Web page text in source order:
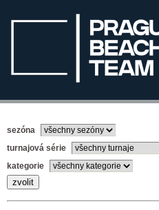
sezóna
turnajová série
kategorie